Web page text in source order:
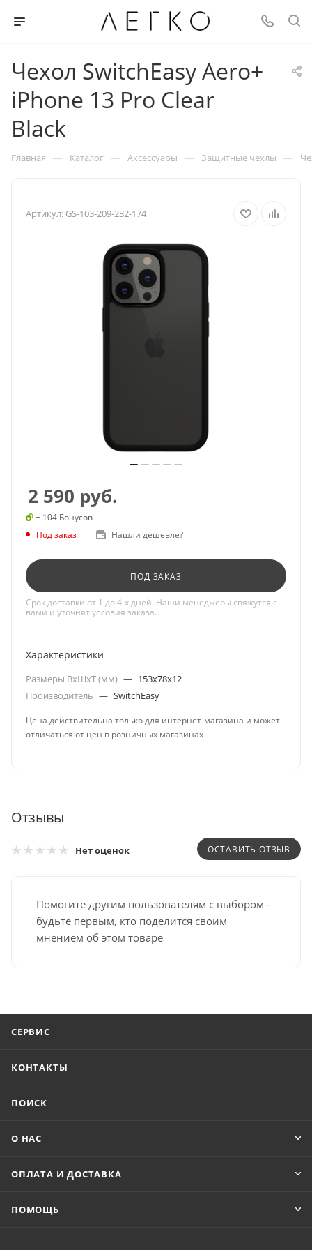
Чехол SwitchEasy Aero+
iPhone 13 Pro Clear
Black
Главная — Каталог — Аксессуары — Защитные чехлы —
Артикул: GS-103-209-232-174
2 590 руб.
+ 104 Бонусов
Под заказ
Нашли дешевле?
ПОД ЗАКАЗ
Срок доставки от 1 до 4-х дней. Наши менеджеры свяжутся с
вами и уточнят условия заказа.
Характеристики
Размеры ВxШxТ (мм) — 153x78x12
Производитель — SwitchEasy
Цена действительна только для интернет-магазина и может
отличаться от цен в розничных магазинах
Отзывы
Нет оценок ОСТАВИТЬ ОТЗЫВ
Помогите другим пользователям с выбором -
будьте первым, кто поделится своим
мнением об этом товаре
СЕРВИС
КОНТАКТЫ
ПОИСК
О НАС
ОПЛАТА И ДОСТАВКА
ПОМОЩЬ